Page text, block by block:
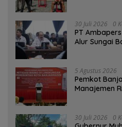
30 Juli 2026 0
PT
Alur Sungai
5 Agustus 2026
Pemkot
Manajemen
30 Juli 2026 0